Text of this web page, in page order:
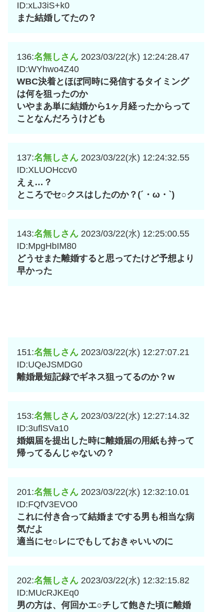
ID:xLJ3iS+k0
また結婚してたの？
136:名無しさん 2023/03/22(水) 12:24:28.47
ID:WYhwo4Z40
WBC決着とほぼ同時に発信するタイミング
は何を狙ったのか
いやまあ単に結婚から1ヶ月経ったからって
ことなんだろうけども
137:名無しさん 2023/03/22(水) 12:24:32.55
ID:XLUOHccv0
えぇ…？
ところでセ○クスはしたのか？(´・ω・`)
143:名無しさん 2023/03/22(水) 12:25:00.55
ID:MpgHbIM80
どうせまた離婚すると思ってたけど予想より
早かった
151:名無しさん 2023/03/22(水) 12:27:07.21
ID:UQeJSMDG0
離婚最短記録でギネス狙ってるのか？w
153:名無しさん 2023/03/22(水) 12:27:14.32
ID:3uflSVa10
婚姻届を提出した時に離婚届の用紙も持って
帰ってるんじゃないの？
201:名無しさん 2023/03/22(水) 12:32:10.01
ID:FQfV3EVO0
これに付き合って結婚までする男も相当な病
気だよ
適当にセ○レにでもしておきゃいいのに
202:名無しさん 2023/03/22(水) 12:32:15.82
ID:MUcRJKEq0
男の方は、何回かエ○チして飽きた頃に離婚